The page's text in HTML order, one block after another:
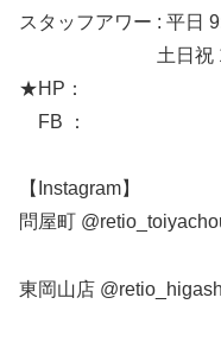
スタッフアワー : 平日
土日祝
★HP：
FB ：
【Instagram】
問屋町
東岡山店